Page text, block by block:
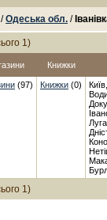
/Одеська обл. /
1)
Книжки
(97) Книжки (0)
1)